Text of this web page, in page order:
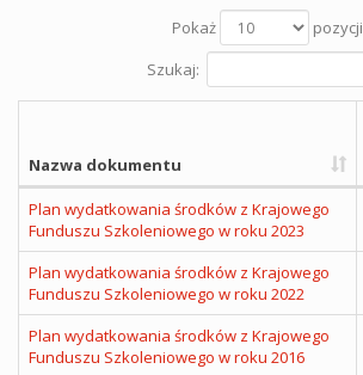
Pokaż
pozycji
Szukaj:
Nazwa dokumentu
Plan wydatkowania środków z Krajowego
Funduszu Szkoleniowego w roku 2023
Plan wydatkowania środków z Krajowego
Funduszu Szkoleniowego w roku 2022
Plan wydatkowania środków z Krajowego
Funduszu Szkoleniowego w roku 2016